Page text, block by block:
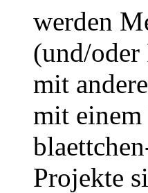
werden
(und/
mit
mit einem
Projekte